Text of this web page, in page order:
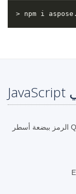
يسهّل Aspose.BarCode للمطورين إنشاء صور QR الرمز ببضعة أسطر